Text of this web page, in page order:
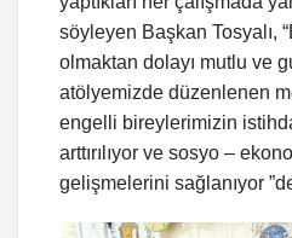
söyleyen Başkan Tosyalı,
olmaktan dolayı mutlu ve
atölyemizde düzenlenen
engelli bireylerimizin
arttırılıyor ve sosyo –
gelişmelerini sağlanıyor